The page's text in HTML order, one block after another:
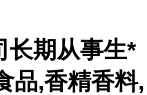
长期从事生*
品,香精香料,